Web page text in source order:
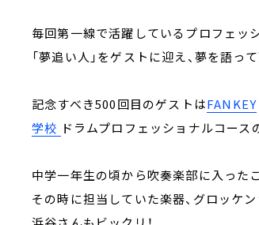
毎回第一線で活躍しているプロフェッ
「夢追い人」をゲストに迎え、夢を語っ
記念すべき500回目のゲストはFANKEY
学校 ドラムプロフェッショナルコース
中学一年生の頃から吹奏楽部に入った
その時に担当していた楽器、グロッケ